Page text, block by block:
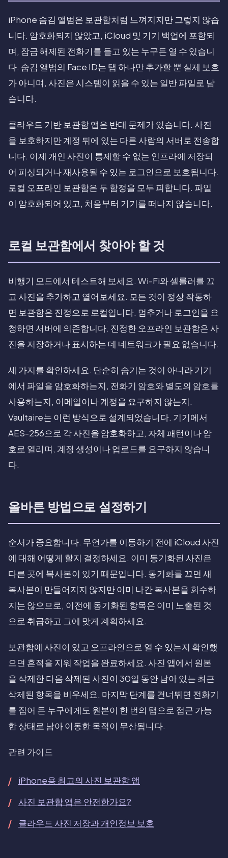
iPhone 숨김 앨범은 보관함처럼 느껴지지만 그렇지 않습
니다. 암호화되지 않았고, iCloud 및 기기 백업에 포함되
며, 잠금 해제된 전화기를 들고 있는 누구든 열 수 있습니
다. 숨김 앨범의 Face ID는 탭 하나만 추가할 뿐 실제 보호
가 아니며, 사진은 시스템이 읽을 수 있는 일반 파일로 남
습니다.
클라우드 기반 보관함 앱은 반대 문제가 있습니다. 사진
을 보호하지만 계정 뒤에 있는 다른 사람의 서버로 전송합
니다. 이제 개인 사진이 통제할 수 없는 인프라에 저장되
어 피싱되거나 재사용될 수 있는 로그인으로 보호됩니다.
로컬 오프라인 보관함은 두 함정을 모두 피합니다. 파일
이 암호화되어 있고, 처음부터 기기를 떠나지 않습니다.
로컬 보관함에서 찾아야 할 것
비행기 모드에서 테스트해 보세요. Wi-Fi와 셀룰러를 끄
고 사진을 추가하고 열어보세요. 모든 것이 정상 작동하
면 보관함은 진정으로 로컬입니다. 멈추거나 로그인을 요
청하면 서버에 의존합니다. 진정한 오프라인 보관함은 사
진을 저장하거나 표시하는 데 네트워크가 필요 없습니다.
세 가지를 확인하세요. 단순히 숨기는 것이 아니라 기기
에서 파일을 암호화하는지, 전화기 암호와 별도의 암호를
사용하는지, 이메일이나 계정을 요구하지 않는지.
Vaultaire는 이런 방식으로 설계되었습니다. 기기에서
AES-256으로 각 사진을 암호화하고, 자체 패턴이나 암
호로 열리며, 계정 생성이나 업로드를 요구하지 않습니
다.
올바른 방법으로 설정하기
순서가 중요합니다. 무언가를 이동하기 전에 iCloud 사진
에 대해 어떻게 할지 결정하세요. 이미 동기화된 사진은
다른 곳에 복사본이 있기 때문입니다. 동기화를 끄면 새
복사본이 만들어지지 않지만 이미 나간 복사본을 회수하
지는 않으므로, 이전에 동기화된 항목은 이미 노출된 것
으로 취급하고 그에 맞게 계획하세요.
보관함에 사진이 있고 오프라인으로 열 수 있는지 확인했
으면 흔적을 지워 작업을 완료하세요. 사진 앱에서 원본
을 삭제한 다음 삭제된 사진이 30일 동안 남아 있는 최근
삭제된 항목을 비우세요. 마지막 단계를 건너뛰면 전화기
를 집어 든 누구에게도 원본이 한 번의 탭으로 접근 가능
한 상태로 남아 이동한 목적이 무산됩니다.
관련 가이드
iPhone용 최고의 사진 보관함 앱
사진 보관함 앱은 안전한가요?
클라우드 사진 저장과 개인정보 보호